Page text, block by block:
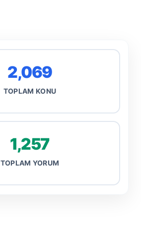
2,069
TOPLAM KONU
1,257
TOPLAM YORUM